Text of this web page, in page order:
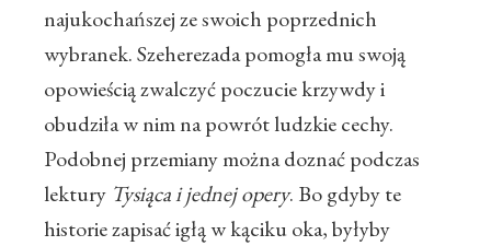
najukochańszej ze swoich poprzednich
wybranek. Szeherezada pomogła mu swoją
opowieścią zwalczyć poczucie krzywdy i
obudziła w nim na powrót ludzkie cechy.
Podobnej przemiany można doznać podczas
lektury Tysiąca i jednej opery. Bo gdyby te
historie zapisać igłą w kąciku oka, byłyby